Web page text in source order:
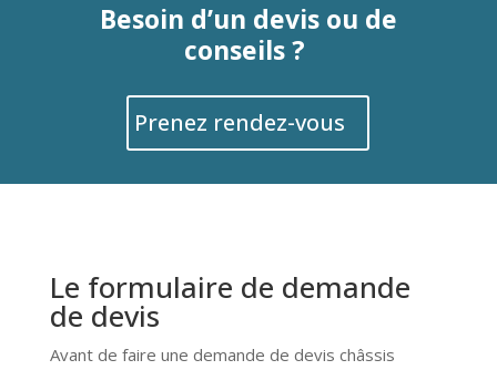
Besoin d’un devis ou de
conseils ?
Prenez rendez-vous
Le formulaire de demande
de devis
Avant de faire une demande de devis châssis